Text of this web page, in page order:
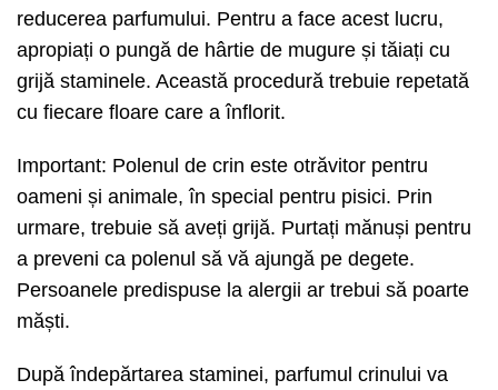
reducerea parfumului. Pentru a face acest lucru,
apropiați o pungă de hârtie de mugure și tăiați cu
grijă staminele. Această procedură trebuie repetată
cu fiecare floare care a înflorit.
Important: Polenul de crin este otrăvitor pentru
oameni și animale, în special pentru pisici. Prin
urmare, trebuie să aveți grijă. Purtați mănuși pentru
a preveni ca polenul să vă ajungă pe degete.
Persoanele predispuse la alergii ar trebui să poarte
măști.
După îndepărtarea staminei, parfumul crinului va